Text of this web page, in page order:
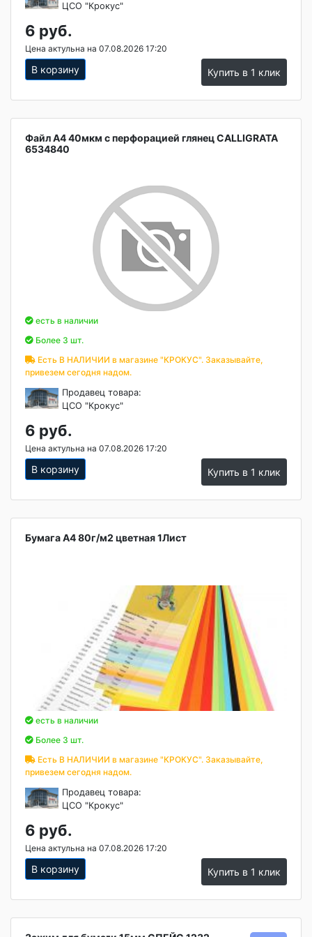
ЦСО "Крокус"
6 руб.
Цена актульна на 07.08.2026 17:20
В корзину Купить в 1 клик
Файл А4 40мкм с перфорацией глянец CALLIGRATA
6534840
есть в наличии
Более 3 шт.
Есть В НАЛИЧИИ в магазине "КРОКУС". Заказывайте,
привезем сегодня надом.
Продавец товара:
ЦСО "Крокус"
6 руб.
Цена актульна на 07.08.2026 17:20
В корзину Купить в 1 клик
Бумага А4 80г/м2 цветная 1Лист
есть в наличии
Более 3 шт.
Есть В НАЛИЧИИ в магазине "КРОКУС". Заказывайте,
привезем сегодня надом.
Продавец товара:
ЦСО "Крокус"
6 руб.
Цена актульна на 07.08.2026 17:20
В корзину Купить в 1 клик